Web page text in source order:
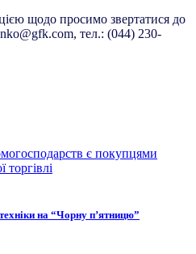
щодо просимо звертатися до
тел.: (044) 230-
на “Чорну п’ятницю”